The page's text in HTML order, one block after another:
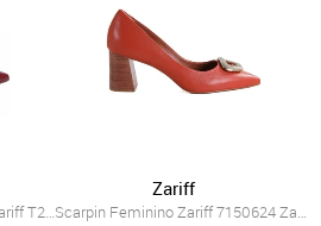
Sapato Feminino Slingback Zariff T2019-1...
Zariff
Scarpin Feminino Zariff 7150624 Zariff Laranja